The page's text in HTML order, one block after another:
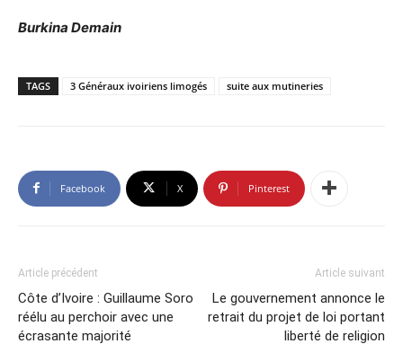
Burkina Demain
TAGS 3 Généraux ivoiriens limogés suite aux mutineries
Facebook X Pinterest
Article précédent
Côte d’Ivoire : Guillaume Soro
réélu au perchoir avec une
écrasante majorité
Article suivant
Le gouvernement annonce le
retrait du projet de loi portant
liberté de religion